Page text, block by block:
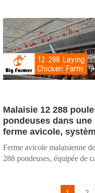
gestion basée sur l'IA, une
personnalisation clé en
service local.
Malaisie 12 288
pondeuses dans une
ferme avicole,
d'alimentation
automatique et cage à
poules pondeuses de
Ferme avicole malaisienne
288 pondeuses, équipée de
système d'alimentation